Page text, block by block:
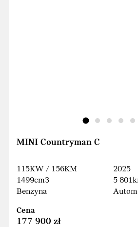
MINI Countryman C
115KW / 156KM
1499cm3
Benzyna
2025
5
Cena
177 900 zł